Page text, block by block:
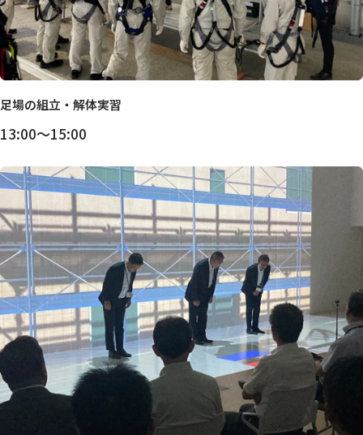
足場の組立・解体実習
13:00～15:00